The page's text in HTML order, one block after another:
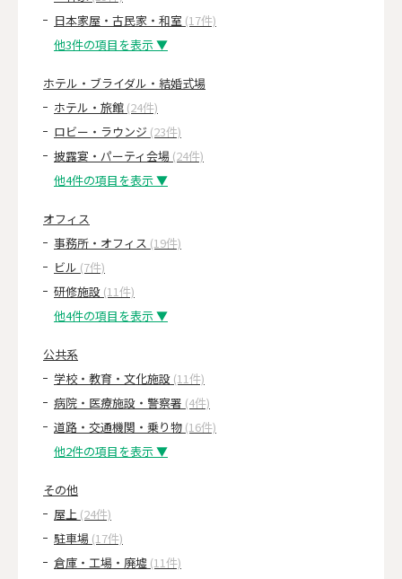
日本家屋・古民家・和室 (17件)
他3件の項目を表示 ▼
ホテル・ブライダル・結婚式場
ホテル・旅館 (24件)
ロビー・ラウンジ (23件)
披露宴・パーティ会場 (24件)
他4件の項目を表示 ▼
オフィス
事務所・オフィス (19件)
ビル (7件)
研修施設 (11件)
他4件の項目を表示 ▼
公共系
学校・教育・文化施設 (11件)
病院・医療施設・警察署 (4件)
道路・交通機関・乗り物 (16件)
他2件の項目を表示 ▼
その他
屋上 (24件)
駐車場 (17件)
倉庫・工場・廃墟 (11件)